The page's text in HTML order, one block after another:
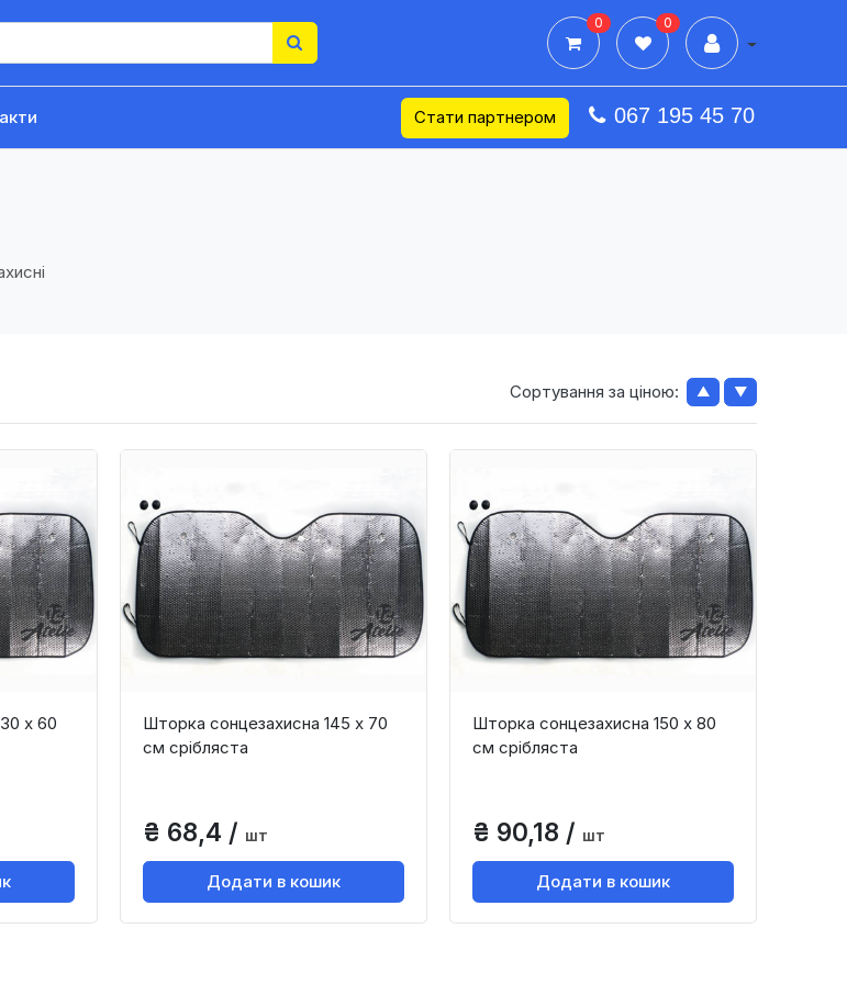
0 0
Стати партнером 067 195 45 70
Сортування за ціною: ▲ ▼
х 60
Шторка сонцезахисна 145 х 70
см срібляста
₴ 68,4 / шт
Додати в кошик
Шторка сонцезахисна 150 х 80
см срібляста
₴ 90,18 / шт
Додати в кошик